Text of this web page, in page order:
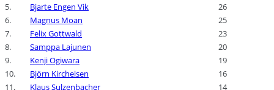
5.
Bjarte Engen Vik
26
6.
Magnus Moan
25
7.
Felix Gottwald
23
8.
Samppa Lajunen
20
9.
Kenji Ogiwara
19
10.
Björn Kircheisen
16
11.
Klaus Sulzenbacher
14